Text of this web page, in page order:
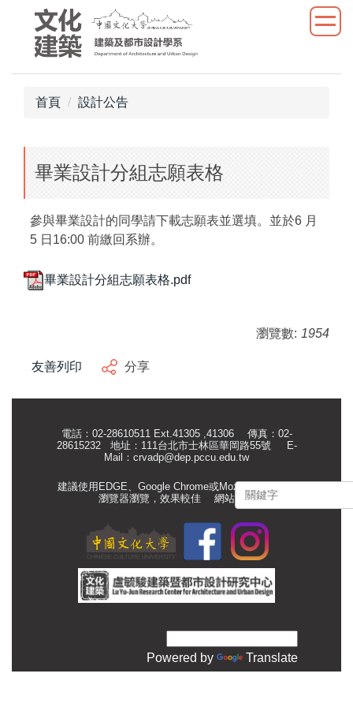
首頁 設計公告
畢業設計分組志願表格
參與畢業設計的同學請下載志願表並選填。並於6 月
5 日16:00 前繳回系辦。
畢業設計分組志願表格.pdf
瀏覽數: 1954
友善列印 分享
電話：02-28610511 Ext.41305 ,41306 傳真：02-
28615232 地址：111台北市士林區華岡路55號
E-
Mail： crvadp@dep.pccu.edu.tw
建議使用EDGE、Google Chrome或Mozilla Firefox等
瀏覽器瀏覽，效果較佳 網站管理
Powered by Translate